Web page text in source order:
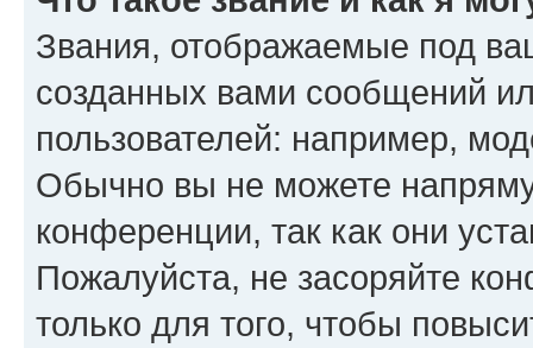
Звания, отображаемые под
созданных вами сообщений
пользователей: например,
Обычно вы не можете
конференции, так как они
Пожалуйста, не засоряйте
только для того, чтобы